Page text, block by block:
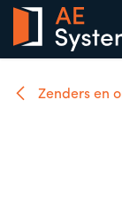
Overslaan naar
Zenders en